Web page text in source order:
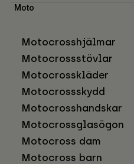
Moto
Motocrosshjälmar
Motocrossstövlar
Motocrosskläder
Motocrossskydd
Motocrosshandskar
Motocrossglasögon
Motocross dam
Motocross barn